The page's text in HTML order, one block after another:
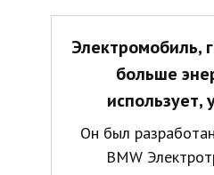
Электромобиль,
больше
использует,
Он был
BMW